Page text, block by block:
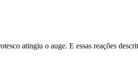
atingiu o auge. E essas reações